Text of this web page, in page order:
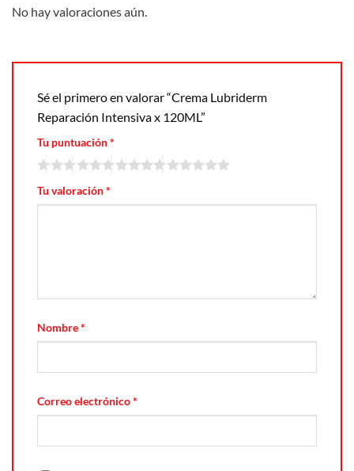
No hay valoraciones aún.
Sé el primero en valorar “Crema Lubriderm
Reparación Intensiva x 120ML”
Tu puntuación*
Tu valoración*
Nombre*
Correo electrónico*